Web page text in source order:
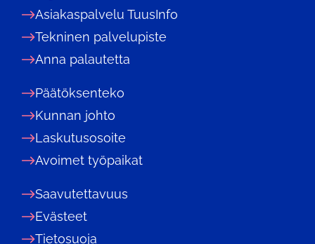
Asiakaspalvelu TuusInfo
Tekninen palvelupiste
Anna palautetta
Päätöksenteko
Kunnan johto
Laskutusosoite
Avoimet työpaikat
Saavutettavuus
Evästeet
Tietosuoja